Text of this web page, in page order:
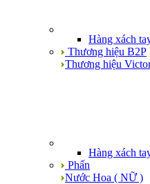
Hàng xách
Thương hiệu B2P
Thương hiệu
Hàng xách
Phấn
Nước Hoa ( NỮ )